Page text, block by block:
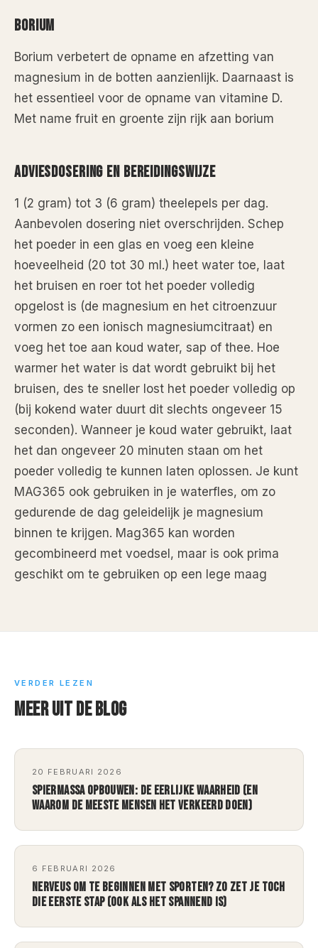
BORIUM
Borium verbetert de opname en afzetting van
magnesium in de botten aanzienlijk. Daarnaast is
het essentieel voor de opname van vitamine D.
Met name fruit en groente zijn rijk aan borium
ADVIESDOSERING EN BEREIDINGSWIJZE
1 (2 gram) tot 3 (6 gram) theelepels per dag.
Aanbevolen dosering niet overschrijden. Schep
het poeder in een glas en voeg een kleine
hoeveelheid (20 tot 30 ml.) heet water toe, laat
het bruisen en roer tot het poeder volledig
opgelost is (de magnesium en het citroenzuur
vormen zo een ionisch magnesiumcitraat) en
voeg het toe aan koud water, sap of thee. Hoe
warmer het water is dat wordt gebruikt bij het
bruisen, des te sneller lost het poeder volledig op
(bij kokend water duurt dit slechts ongeveer 15
seconden). Wanneer je koud water gebruikt, laat
het dan ongeveer 20 minuten staan om het
poeder volledig te kunnen laten oplossen. Je kunt
MAG365 ook gebruiken in je waterfles, om zo
gedurende de dag geleidelijk je magnesium
binnen te krijgen. Mag365 kan worden
gecombineerd met voedsel, maar is ook prima
geschikt om te gebruiken op een lege maag
VERDER LEZEN
MEER UIT DE BLOG
20 FEBRUARI 2026
SPIERMASSA OPBOUWEN: DE EERLIJKE WAARHEID (EN
WAAROM DE MEESTE MENSEN HET VERKEERD DOEN)
6 FEBRUARI 2026
NERVEUS OM TE BEGINNEN MET SPORTEN? ZO ZET JE TOCH
DIE EERSTE STAP (OOK ALS HET SPANNEND IS)